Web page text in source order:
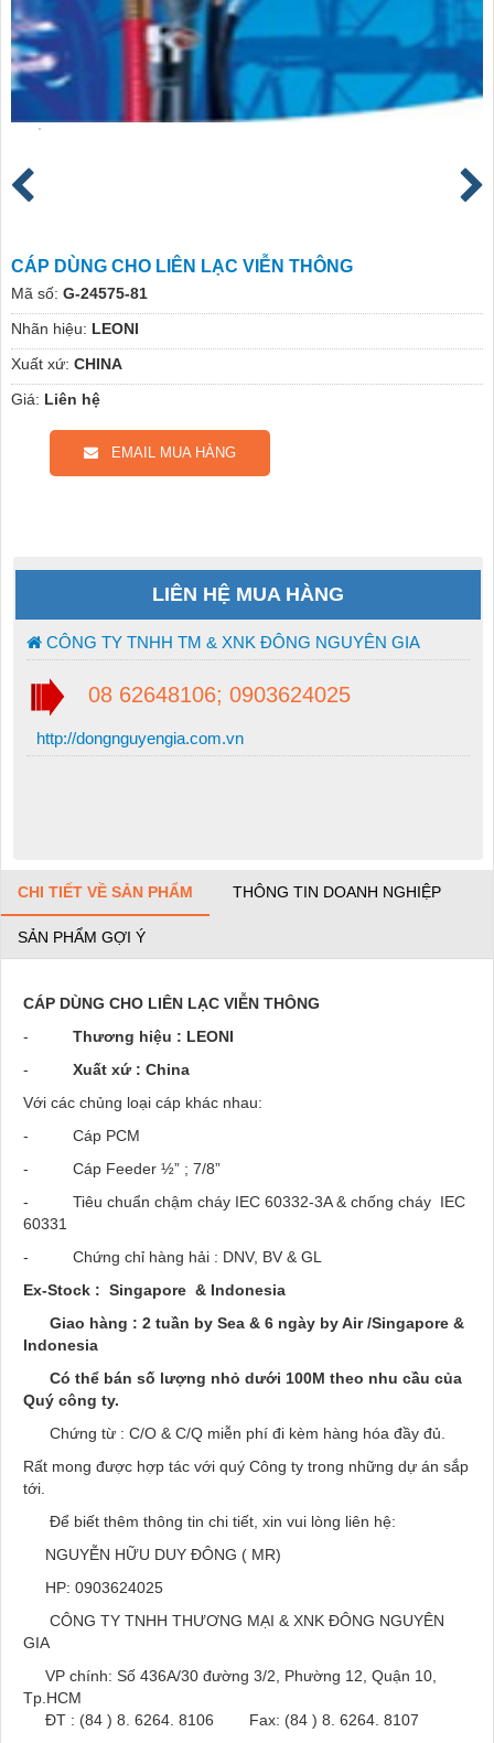
CÁP DÙNG CHO LIÊN LẠC VIỄN THÔNG
Mã số: G-24575-81
Nhãn hiệu: LEONI
Xuất xứ: CHINA
Giá: Liên hệ
EMAIL MUA HÀNG
LIÊN HỆ MUA HÀNG
CÔNG TY TNHH TM & XNK ĐÔNG NGUYÊN GIA
08 62648106; 0903624025
http://dongnguyengia.com.vn
CHI TIẾT VỀ SẢN PHẨM THÔNG TIN DOANH NGHIỆP
SẢN PHẨM GỢI Ý
CÁP DÙNG CHO LIÊN LẠC VIỄN THÔNG
- Thương hiệu : LEONI
- Xuất xứ : China
Với các chủng loại cáp khác nhau:
- Cáp PCM
- Cáp Feeder ½” ; 7/8”
- Tiêu chuẩn chậm cháy IEC 60332-3A & chống cháy IEC
60331
- Chứng chỉ hàng hải : DNV, BV & GL
Ex-Stock : Singapore & Indonesia
Giao hàng : 2 tuần by Sea & 6 ngày by Air /Singapore &
Indonesia
Có thể bán số lượng nhỏ dưới 100M theo nhu cầu của
Quý công ty.
Chứng từ : C/O & C/Q miễn phí đi kèm hàng hóa đầy đủ.
Rất mong được hợp tác với quý Công ty trong những dự án sắp
tới.
Để biết thêm thông tin chi tiết, xin vui lòng liên hệ:
NGUYỄN HỮU DUY ĐÔNG ( MR)
HP: 0903624025
CÔNG TY TNHH THƯƠNG MẠI & XNK ĐÔNG NGUYÊN
GIA
VP chính: Số 436A/30 đường 3/2, Phường 12, Quận 10,
Tp.HCM
ĐT : (84 ) 8. 6264. 8106 Fax: (84 ) 8. 6264. 8107